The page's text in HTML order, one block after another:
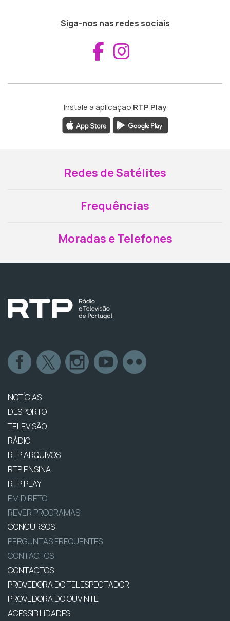
Siga-nos nas redes sociais
Aceder ao
Instale a aplicação RTP Play
Redes de Satélites
Frequências
Moradas e Telefones
NOTÍCIAS
DESPORTO
TELEVISÃO
RÁDIO
RTP ARQUIVOS
RTP ENSINA
RTP PLAY
EM DIRETO
REVER PROGRAMAS
CONCURSOS
PERGUNTAS FREQUENTES
CONTACTOS
CONTACTOS
PROVEDORA DO TELESPECTADOR
PROVEDORA DO OUVINTE
ACESSIBILIDADES